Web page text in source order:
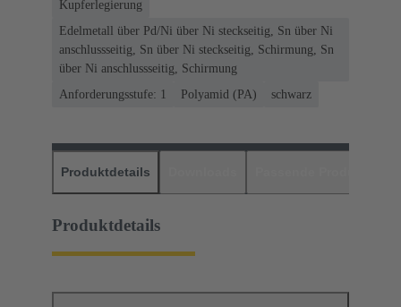
Kupferlegierung
Edelmetall über Pd/Ni über Ni steckseitig, Sn über Ni
anschlussseitig, Sn über Ni steckseitig, Schirmung, Sn
über Ni anschlussseitig, Schirmung
Anforderungsstufe: 1
Polyamid (PA) schwarz
Produktdetails
Produktdetails